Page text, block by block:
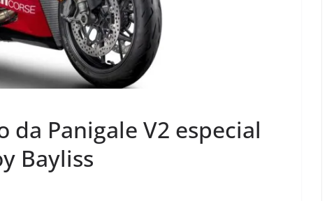
Panigale V2 especial
Bayliss